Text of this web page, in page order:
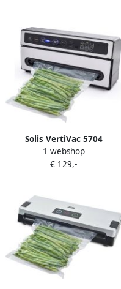
Solis VertiVac 5704
Vacumeermachine
Vacuummachine met
Sealer Zilver
1 webshop
€ 129,-